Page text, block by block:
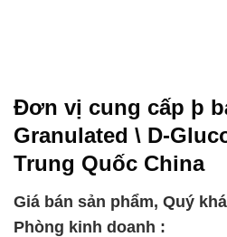
Đơn vị cung cấp þ
Granulated \ D-
Trung Quốc China
Giá bán sản phẩm, Quý
Phòng kinh doanh :